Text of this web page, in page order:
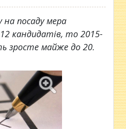
на посаду мера
кандидатів, то 2015-
зросте майже до 20.